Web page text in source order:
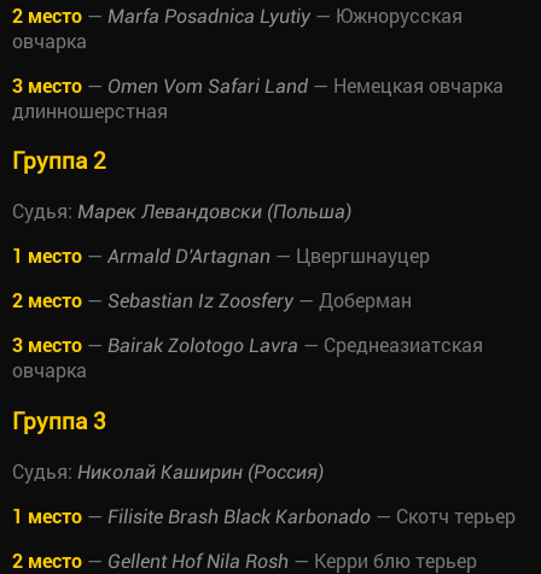
2 место — Marfa Posadnica Lyutiy — Южнорусская
овчарка
3 место — Omen Vom Safari Land — Немецкая овчарка
длинношерстная
Группа 2
Судья: Марек Левандовски (Польша)
1 место — Armald D'Artagnan — Цвергшнауцер
2 место — Sebastian Iz Zoosfery — Доберман
3 место — Bairak Zolotogo Lavra — Среднеазиатская
овчарка
Группа 3
Судья: Николай Каширин (Россия)
1 место — Filisite Brash Black Karbonado — Скотч терьер
2 место — Gellent Hof Nila Rosh — Керри блю терьер